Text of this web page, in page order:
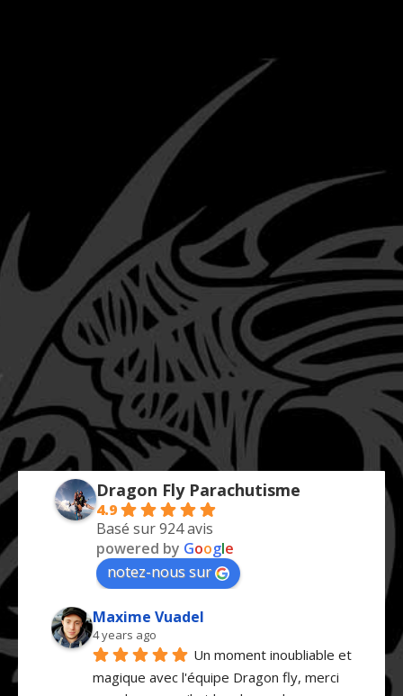
Dragon Fly Parachutisme
4.9
Basé sur 924 avis
powered by Google
notez-nous sur
Maxime Vuadel
4 years ago
Un moment inoubliable et
magique avec l'équipe Dragon fly, merci